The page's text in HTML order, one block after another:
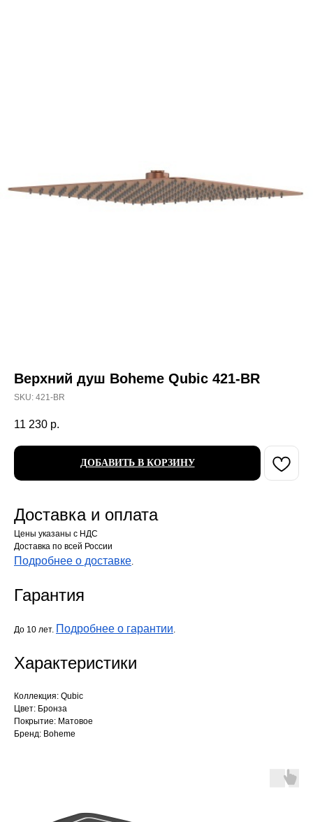
Верхний душ Boheme Qubic 421-BR
SKU: 421-BR
11 230 р.
ДОБАВИТЬ В КОРЗИНУ
Доставка и оплата
Цены указаны с НДС
Доставка по всей России
Подробнее о доставке.
Гарантия
До 10 лет. Подробнее о гарантии.
Характеристики
Коллекция: Qubic
Цвет: Бронза
Покрытие: Матовое
Бренд: Boheme